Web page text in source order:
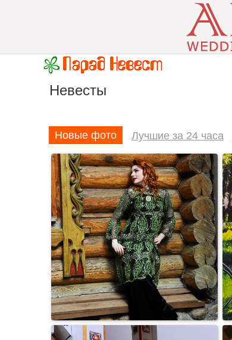
Невесты
Новые фото Лучшие за 24 часа